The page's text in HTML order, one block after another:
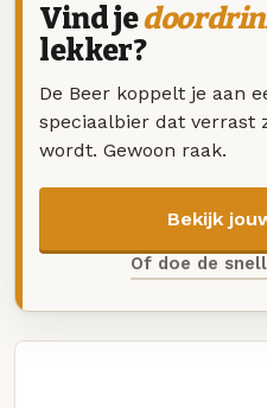
Vind je
lekker?
De Beer koppelt je aan
speciaalbier dat verrast
wordt. Gewoon raak.
Bekijk
Of doe de